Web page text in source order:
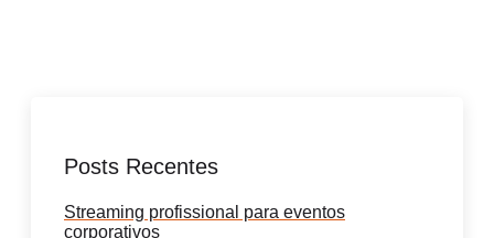
Posts Recentes
Streaming profissional para eventos
corporativos